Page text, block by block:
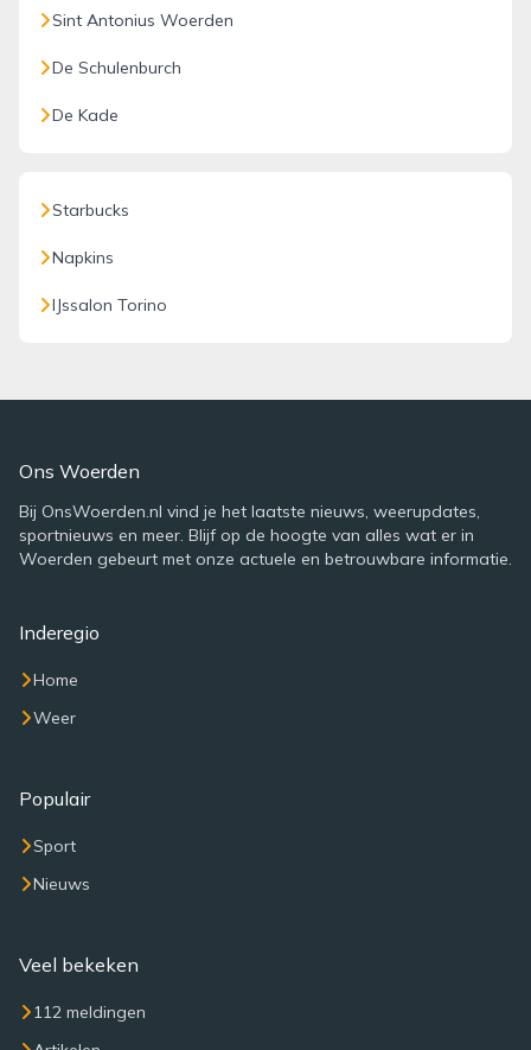
Sint Antonius Woerden
De Schulenburch
De Kade
Starbucks
Napkins
IJssalon Torino
Ons Woerden
Bij OnsWoerden.nl vind je het laatste nieuws, weerupdates,
sportnieuws en meer. Blijf op de hoogte van alles wat er in
Woerden gebeurt met onze actuele en betrouwbare informatie.
Inderegio
Home
Weer
Populair
Sport
Nieuws
Veel bekeken
112 meldingen